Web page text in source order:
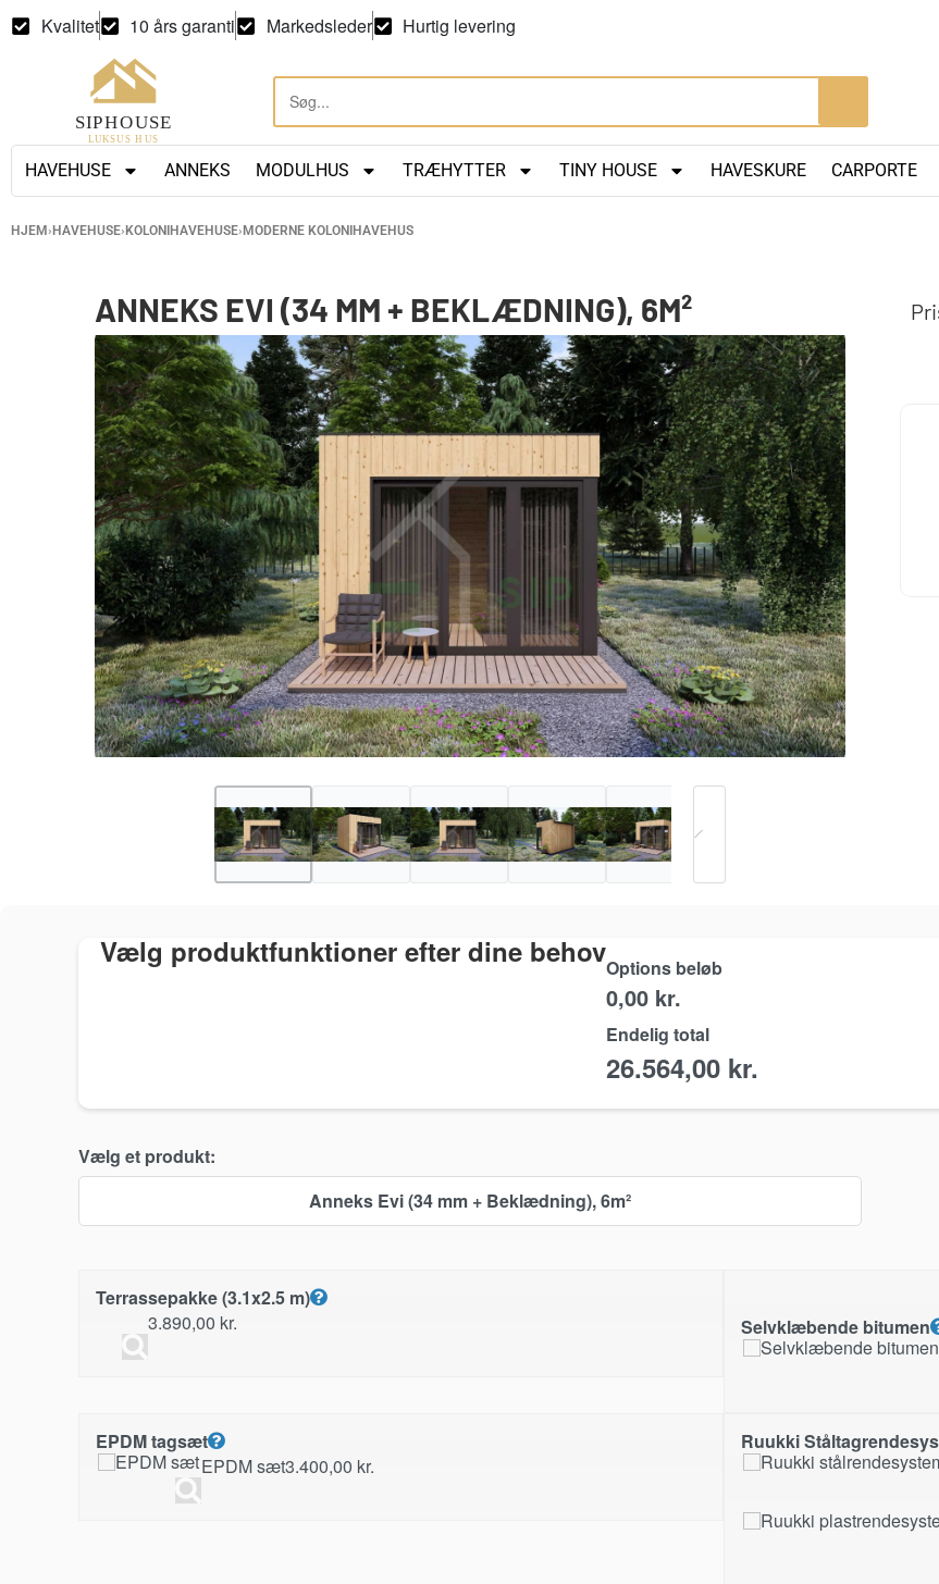
Kvalitet 10 års garanti Markedsleder Hurtig levering
HAVEHUSE ANNEKS MODULHUS TRÆHYTTER TINY HOUSE HAVESKURE CARPORTE
HJEM › HAVEHUSE› KOLONIHAVEHUSE› MODERNE KOLONIHAVEHUS
ANNEKS EVI (34 MM + BEKLÆDNING), 6M²
Vælg produktfunktioner efter dine behovOptions beløb
0,00 kr.
Endelig total
26.564,00 kr.
Vælg et produkt:
Anneks Evi (34 mm + Beklædning), 6m²
Terrassepakke (3.1x2.5 m)
3.890,00 kr.
Selvklæbende bitumen
EPDM tagsæt
EPDM sæt3.400,00 kr.
Ruukki